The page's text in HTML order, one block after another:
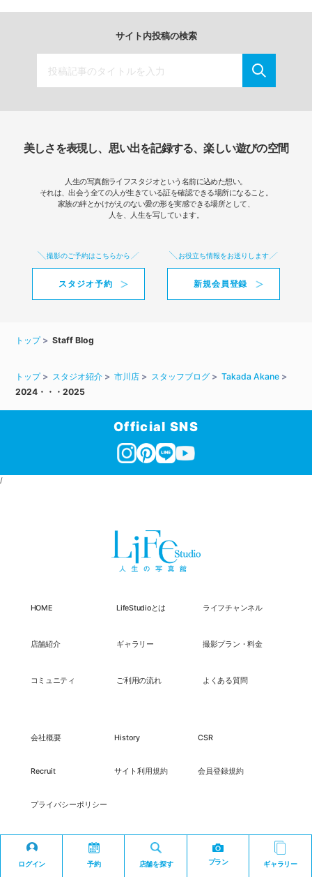
ログイン 予約 店舗を探す プラン ギャラリー
サイト内投稿の検索
美しさを表現し、思い出を記録する、楽しい遊びの空間
人生の写真館ライフスタジオという名前に込めた想い。
それは、出会う全ての人が生きている証を確認できる場所になること。
家族の絆とかけがえのない愛の形を実感できる場所として、
人を、人生を写しています。
撮影のご予約はこちらから
スタジオ予約
お役立ち情報をお送りします
新規会員登録
トップ Staff Blog
トップ スタジオ紹介 市川店 スタッフブログ
Takada Akane
2024・・・2025
Official SNS
/
HOME LifeStudioとは ライフチャンネル
店舗紹介 ギャラリー 撮影プラン・料金
コミュニティ ご利用の流れ よくある質問
会社概要 History CSR
Recruit サイト利用規約 会員登録規約
プライバシーポリシー